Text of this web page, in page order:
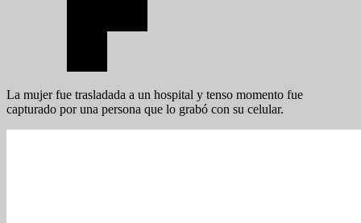
La mujer fue trasladada a un hospital y tenso momento fue
capturado por una persona que lo grabó con su celular.